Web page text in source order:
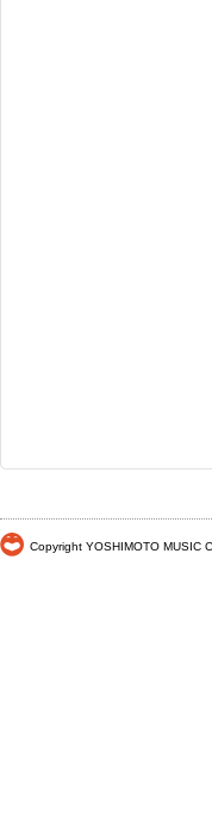
Copyright YOSHIMOTO MUSIC